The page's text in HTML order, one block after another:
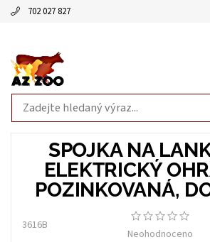
702 027 827
SPOJKA NA
ELEKTRICKÝ
POZINKOVANÁ,
3616B
Neohodnoceno